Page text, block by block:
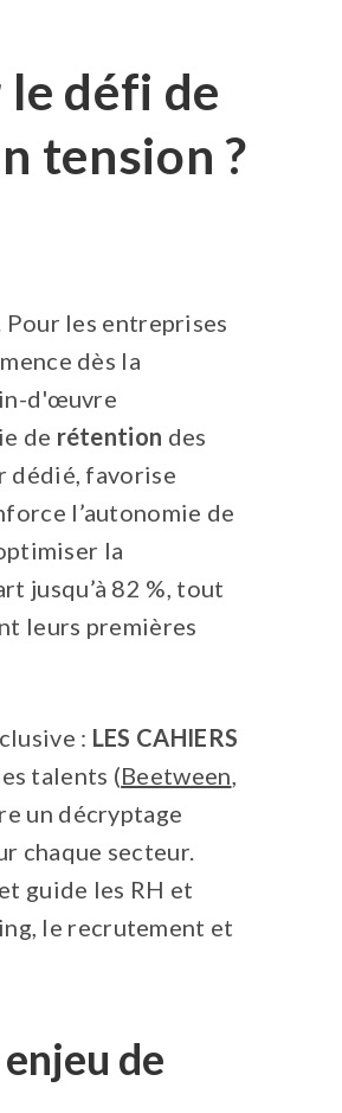
défi de
tension ?
Pour les entreprises
dès la
d'œuvre
de rétention des
dédié, favorise
l’autonomie de
la
jusqu’à 82 %, tout
leurs premières
: LES CAHIERS
talents (Beetween,
un décryptage
chaque secteur.
guide les RH et
le recrutement et
de